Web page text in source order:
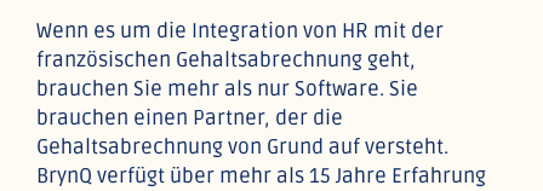
Wenn es um die Integration von HR mit der
französischen Gehaltsabrechnung geht,
brauchen Sie mehr als nur Software. Sie
brauchen einen Partner, der die
Gehaltsabrechnung von Grund auf versteht.
BrynQ verfügt über mehr als 15 Jahre Erfahrung